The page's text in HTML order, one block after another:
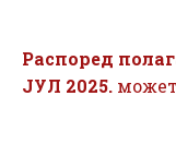
Распоред
ЈУЛ 2025.